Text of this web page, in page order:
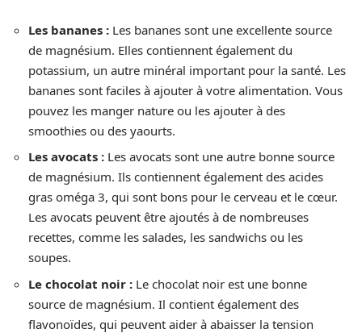
Les bananes : Les bananes sont une excellente source
de magnésium. Elles contiennent également du
potassium, un autre minéral important pour la santé. Les
bananes sont faciles à ajouter à votre alimentation. Vous
pouvez les manger nature ou les ajouter à des
smoothies ou des yaourts.
Les avocats : Les avocats sont une autre bonne source
de magnésium. Ils contiennent également des acides
gras oméga 3, qui sont bons pour le cerveau et le cœur.
Les avocats peuvent être ajoutés à de nombreuses
recettes, comme les salades, les sandwichs ou les
soupes.
Le chocolat noir : Le chocolat noir est une bonne
source de magnésium. Il contient également des
flavonoïdes, qui peuvent aider à abaisser la tension